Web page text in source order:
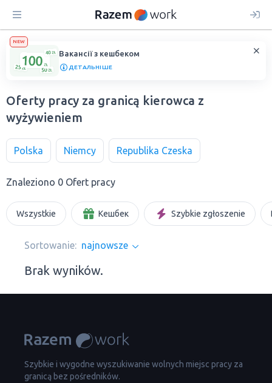
NEW
Вакансії з кешбеком
ДЕТАЛЬНІШЕ
Oferty pracy za granicą kierowca z
wyżywieniem
Polska Niemcy Republika Czeska
Znaleziono 0 Ofert pracy
Wszystkie Кешбек Szybkie zgłoszenie
Sortowanie: najnowsze
Brak wyników.
Szybkie i wygodne wyszukiwanie wolnych miejsc pracy za
granicą bez pośredników.